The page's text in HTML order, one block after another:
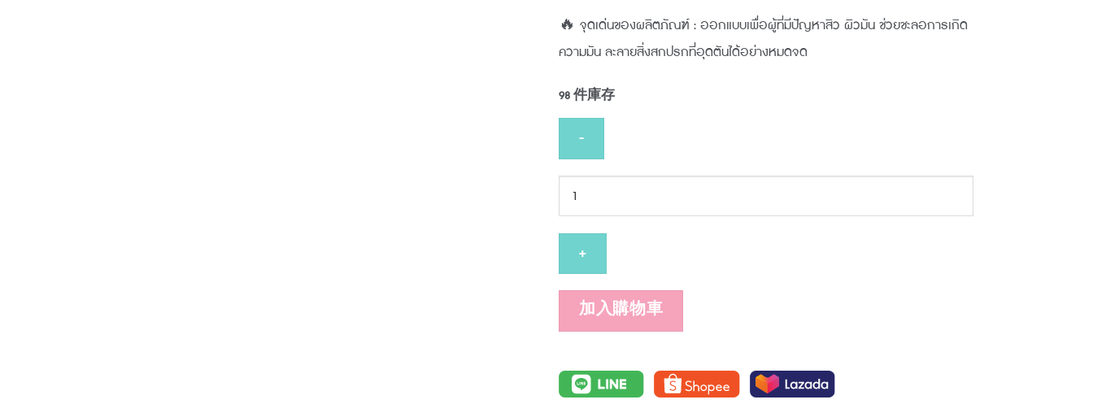
🔥 จุดเด่นของผลิตภัณฑ์ : ออกแบบเพื่อผู้ที่มีปัญหาสิว ผิวมัน ช่วยชะลอการเกิด
ความมัน ละลายสิ่งสกปรกที่อุดตันได้อย่างหมดจด
98 件庫存
CERAMIDE
CLEANSING
量
加入購物車